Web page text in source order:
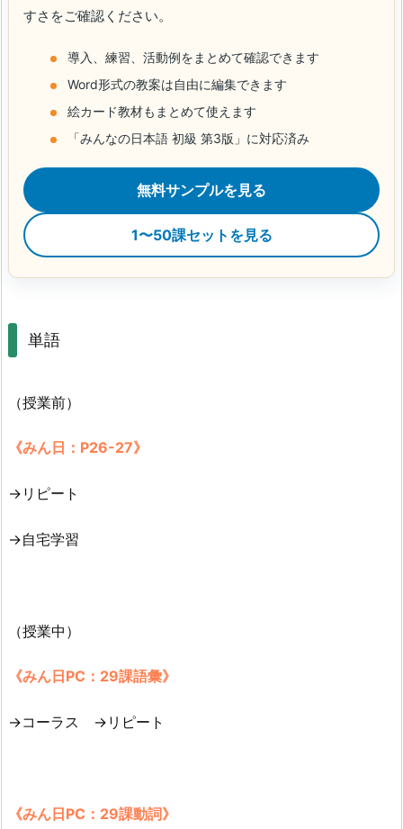
すさをご確認ください。
導入、練習、活動例をまとめて確認できます
Word形式の教案は自由に編集できます
絵カード教材もまとめて使えます
「みんなの日本語 初級 第3版」に対応済み
無料サンプルを見る
1〜50課セットを見る
単語
（授業前）
《みん日：P26-27》
→リピート
→自宅学習
（授業中）
《みん日PC：29課語彙》
→コーラス →リピート
《みん日PC：29課動詞》